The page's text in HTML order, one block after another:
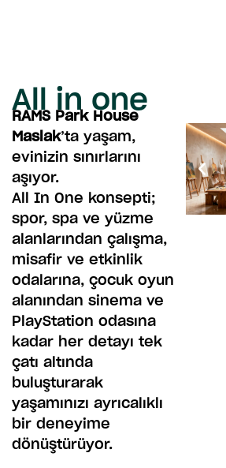
All in one
RAMS Park House
Maslak’ta yaşam,
evinizin sınırlarını
aşıyor.
All In One konsepti;
spor, spa ve yüzme
alanlarından çalışma,
misafir ve etkinlik
odalarına, çocuk oyun
alanından sinema ve
PlayStation odasına
kadar her detayı tek
çatı altında
buluşturarak
yaşamınızı ayrıcalıklı
bir deneyime
dönüştürüyor.